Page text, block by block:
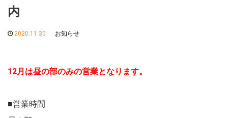
内
2020.11.30 お知らせ
12月は昼の部のみの営業となります。
■営業時間